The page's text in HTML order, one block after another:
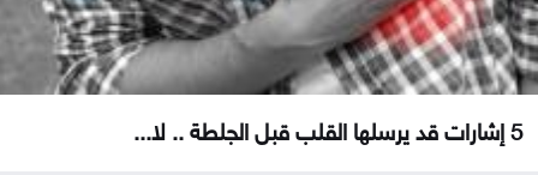
5 إشارات قد يرسلها القلب قبل الجلطة .. لا...